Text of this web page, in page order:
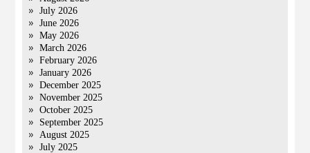
July 2026
June 2026
May 2026
March 2026
February 2026
January 2026
December 2025
November 2025
October 2025
September 2025
August 2025
July 2025